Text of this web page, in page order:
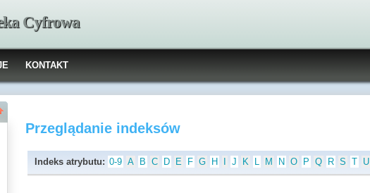
Cyfrowa
KONTAKT
Przeglądanie indeksów
Indeks atrybutu: 0-9 A B C D E F G H J K L M N O P Q R S T U